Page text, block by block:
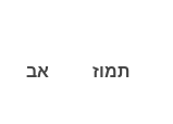
תמוז אב